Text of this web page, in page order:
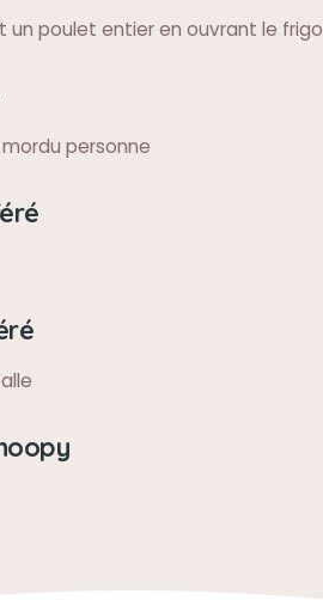
un poulet entier en ouvrant le frigo
personne